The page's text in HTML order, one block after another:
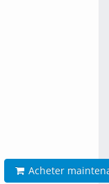
Acheter